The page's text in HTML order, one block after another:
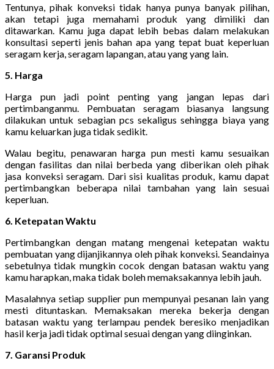
Tentunya, pihak konveksi tidak hanya punya banyak pilihan,
akan tetapi juga memahami produk yang dimiliki dan
ditawarkan. Kamu juga dapat lebih bebas dalam melakukan
konsultasi seperti jenis bahan apa yang tepat buat keperluan
seragam kerja, seragam lapangan, atau yang yang lain.
5. Harga
Harga pun jadi point penting yang jangan lepas dari
pertimbanganmu. Pembuatan seragam biasanya langsung
dilakukan untuk sebagian pcs sekaligus sehingga biaya yang
kamu keluarkan juga tidak sedikit.
Walau begitu, penawaran harga pun mesti kamu sesuaikan
dengan fasilitas dan nilai berbeda yang diberikan oleh pihak
jasa konveksi seragam. Dari sisi kualitas produk, kamu dapat
pertimbangkan beberapa nilai tambahan yang lain sesuai
keperluan.
6. Ketepatan Waktu
Pertimbangkan dengan matang mengenai ketepatan waktu
pembuatan yang dijanjikannya oleh pihak konveksi. Seandainya
sebetulnya tidak mungkin cocok dengan batasan waktu yang
kamu harapkan, maka tidak boleh memaksakannya lebih jauh.
Masalahnya setiap supplier pun mempunyai pesanan lain yang
mesti dituntaskan. Memaksakan mereka bekerja dengan
batasan waktu yang terlampau pendek beresiko menjadikan
hasil kerja jadi tidak optimal sesuai dengan yang diinginkan.
7. Garansi Produk